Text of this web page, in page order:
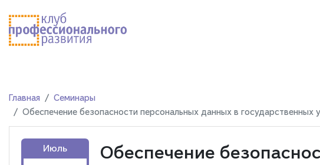
Главная
Семинары
Обеспечение безопасности персональных данных в государственных
Июль
Обеспечение